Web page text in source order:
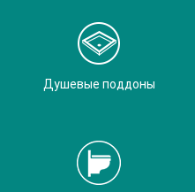
Душевые поддоны